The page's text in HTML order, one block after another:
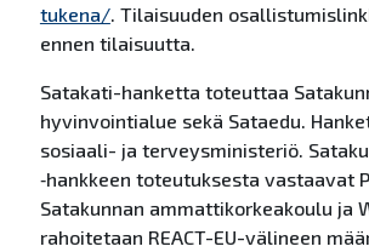
tukena/. Tilaisuuden
ennen tilaisuutta.
Satakati-hanketta toteuttaa
hyvinvointialue sekä Sataedu.
sosiaali- ja terveysministeriö.
‑hankkeen toteutuksesta vastaavat
Satakunnan ammattikorkeakoulu ja
rahoitetaan REACT-EU-välineen